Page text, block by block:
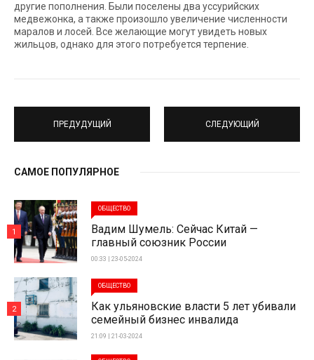
другие пополнения. Были поселены два уссурийских
медвежонка, а также произошло увеличение численности
маралов и лосей. Все желающие могут увидеть новых
жильцов, однако для этого потребуется терпение.
ПРЕДУДУЩИЙ СЛЕДУЮЩИЙ
САМОЕ ПОПУЛЯРНОЕ
ОБЩЕСТВО
Вадим Шумель: Сейчас Китай —
главный союзник России
00:33 | 23-05-2024
1
ОБЩЕСТВО
Как ульяновские власти 5 лет убивали
семейный бизнес инвалида
21:09 | 21-03-2024
2